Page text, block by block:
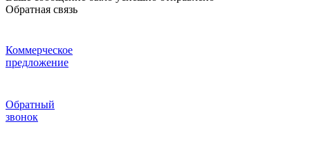
Обратная связь
Коммерческое
предложение
Обратный
звонок